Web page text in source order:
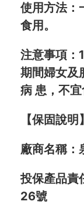
使用方法：
食用。
注意事項：
期間婦女
病 患，不宜
【保固說明】
廠商名稱：
投保產品責
26號